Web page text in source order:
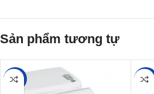
Sản phẩm tương tự
-47% -38%